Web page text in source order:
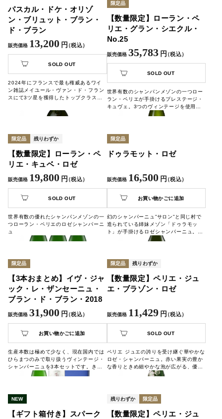
パスカル・ドケ・オリゾ
ン・ブリュット・ブラン・
ド・ブラン
販売価格 13,200 円（税込）
SOLD OUT
2024年にフランスで最も権威あるワイ
ン雑誌メイユール・ヴァン・ド・フラン
スにて3ツ星を獲得したトップクラスの
ク農法に尽力を注ぎ、テロワールを表現
限定品
【数量限定】ローラン・ペ
リエ・グラン・シエクル・
No.25
販売価格 35,783円（税込）
SOLD OUT
世界有数のシャンパンメゾンの一つロー
ラン・ペリエが手掛けるプレステージ・
キュヴェ。3つのヴィンテージを使用し
て造り上げた、集大成ともいえる逸品で
限定品 残りわずか
【数量限定】ローラン・ペ
リエ・キュベ・ロゼ
販売価格 19,800 円（税込）
SOLD OUT
世界有数の優れたシャンパンメゾンの一
つローラン・ペリエのロゼシャンパーニ
ュ
限定品
ドゥラモット・ロゼ
販売価格 16,500円（税込）
お買い物かごに追加
幻のシャンパーニュ”サロン”と同じ村で
造られている姉妹メゾン「ドゥラモッ
ト」が手掛けるロゼシャンパーニュ。こ
の季節、乾杯に、贈答用に。
限定品
【3本おまとめ】イヴ・ジャ
ック・レ・ザンセーニュ・
ブラン・ド・ブラン・2018
販売価格 31,900 円（税込）
お買い物かごに追加
生産本数は極めて少なく、現在国内では
ひらまつのみで取り扱うヴィンテージ・
シャンパーニュを3本セットです。きめ
細かで力強い泡立ちと、柑橘系の爽やか
常に人気の高いシャンパーニュです。
限定品 残りわずか
【数量限定】ペリエ・ジュ
エ・ブラゾン・ロゼ
販売価格 11,429円（税込）
SOLD OUT
ペリエ ジュエの誇りを受け継ぐ華やかな
ロゼ・シャンパーニュ。赤い果実の豊か
な香りときめ細やかな泡が広がる、優雅
でリッチな味わいです。
NEW
【ギフト箱付き】スパーク
残りわずか 限定品
【数量限定】ペリエ・ジュ